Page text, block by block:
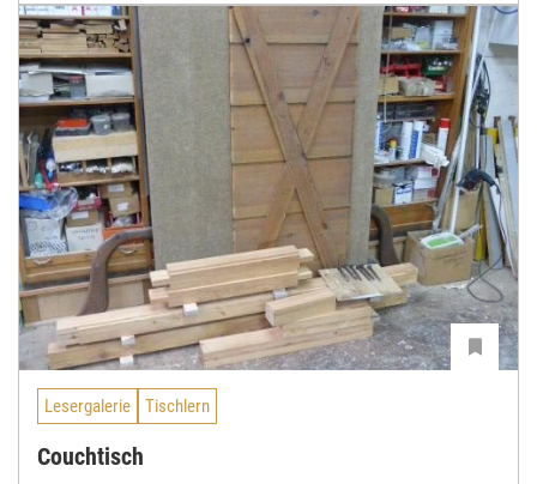
Lesergalerie Tischlern
Couchtisch